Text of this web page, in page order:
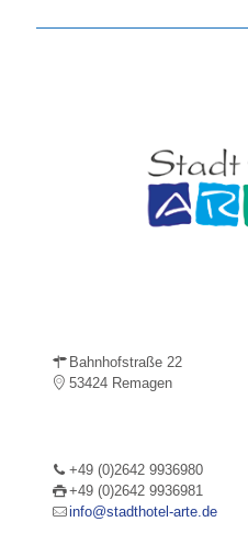
Bahnhofstraße 22
53424 Remagen
+49 (0)2642 9936980
+49 (0)2642 9936981
info@stadthotel-arte.de